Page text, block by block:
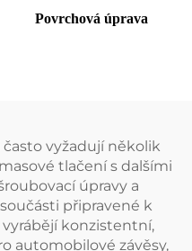
Povrchová úprava
vyžadují několik
tlačení s dalšími
úpravy a
připravené k
konzistentní,
automobilové závěsy,